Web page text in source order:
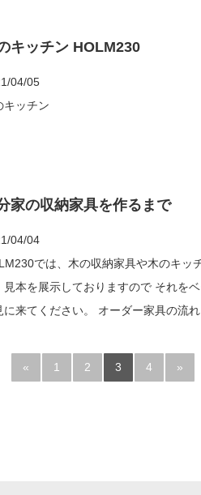
キッチン HOLM230
04/05
家の収納家具を作るまで
04/04
では、木の収納家具や木のキッチ
本を展示しておりますので それをベースに
« 1 2 3 4 »